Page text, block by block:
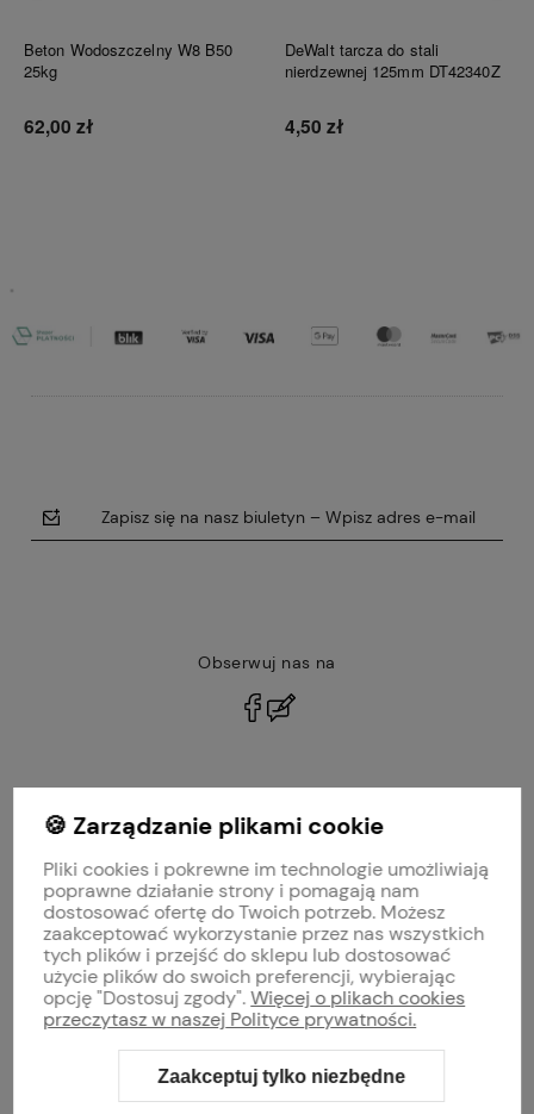
Beton Wodoszczelny W8 B50
25kg
62,00 zł
DeWalt tarcza do stali
nierdzewnej 125mm DT42340Z
4,50 zł
Zapisz się na nasz biuletyn – Wpisz adres e-mail
Obserwuj nas na
MOJE KONTO
PŁATNOŚCI I DOSTAWA
INFORMACJE
O NAS
Sklep internetowy Shoper Premium Szablon Shoper Modern 3.0™
🍪 Zarządzanie plikami cookie
Pliki cookies i pokrewne im technologie umożliwiają
poprawne działanie strony i pomagają nam
dostosować ofertę do Twoich potrzeb. Możesz
zaakceptować wykorzystanie przez nas wszystkich
tych plików i przejść do sklepu lub dostosować
użycie plików do swoich preferencji, wybierając
opcję "Dostosuj zgody".Więcej o plikach cookies
przeczytasz w naszej Polityce prywatności.
Zaakceptuj tylko niezbędne